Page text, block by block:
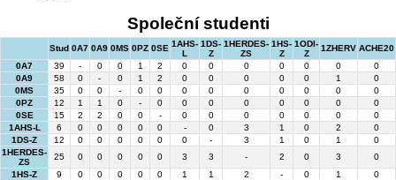
Společní studenti
Stud 0A7 0A9 0MS 0PZ 0SE 1AHS-
L
1DS-
Z
1HERDES-
ZS
1HS-
Z
1ODI-
Z
1ZHERV ACHE20
0A7
39 - 0 0 1 2 0 0 0 0 0 0
0
0A9
58 0 - 0 1 2 0 0 0 0 0 1
0
0MS
35 0 0 - 0 0 0 0 0 0 0 0
0
0PZ
12 1 1 0 - 0 0 0 0 0 0 0
0
0SE
15 2 2 0 0 - 0 0 0 0 0 0
0
1AHS-L
6 0 0 0 0 0 - 0 3 1 0 2
0
1DS-Z
12 0 0 0 0 0 0 - 3 1 0 1
0
1HERDES-
ZS
25 0 0 0 0 0 3 3 - 2 0 3
0
1HS-Z
9 0 0 0 0 0 1 1 2 - 0 1
0